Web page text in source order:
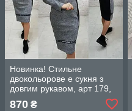
Новинка! Стильне
двокольорове е сукня з
довгим рукавом, арт 179,
870 ₴